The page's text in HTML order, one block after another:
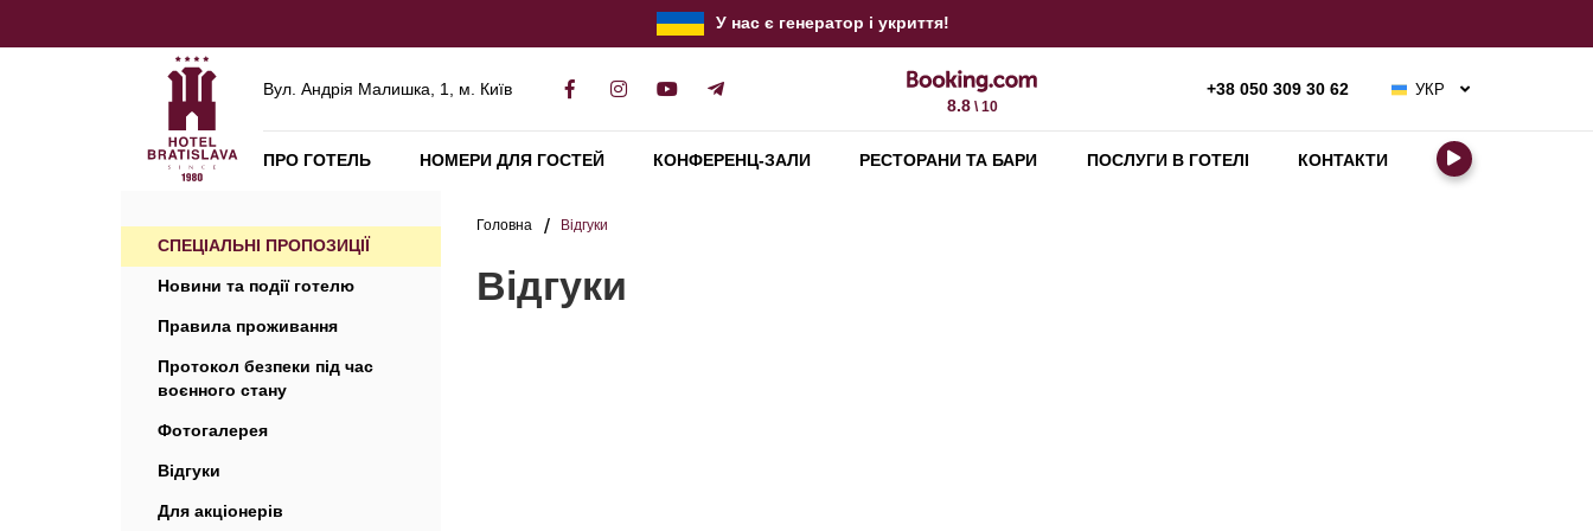
У нас є генератор і укриття!
Вул. Андрія Малишка, 1, м. Київ
8.8\ 10
+38 050 309 30 62
УКР
ENG
ПРО ГОТЕЛЬ НОМЕРИ ДЛЯ ГОСТЕЙ КОНФЕРЕНЦ-ЗАЛИ РЕСТОРАНИ ТА БАРИ ПОСЛУГИ В ГОТЕЛІ КОНТАКТИ
СПЕЦІАЛЬНІ ПРОПОЗИЦІЇ
Новини та події готелю
Правила проживання
Протокол безпеки під час
воєнного стану
Фотогалерея
Відгуки
Для акціонерів
Головна Відгуки
Відгуки